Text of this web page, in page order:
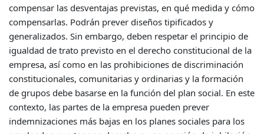
compensar las desventajas previstas, en qué medida y cómo
compensarlas. Podrán prever diseños tipificados y
generalizados. Sin embargo, deben respetar el principio de
igualdad de trato previsto en el derecho constitucional de la
empresa, así como en las prohibiciones de discriminación
constitucionales, comunitarias y ordinarias y la formación
de grupos debe basarse en la función del plan social. En este
contexto, las partes de la empresa pueden prever
indemnizaciones más bajas en los planes sociales para los